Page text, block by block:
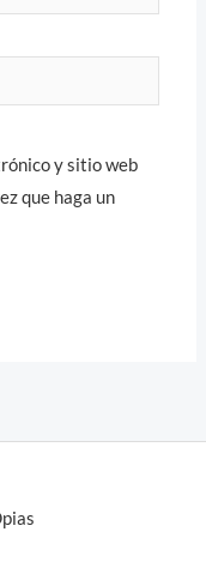
y sitio web
que haga un